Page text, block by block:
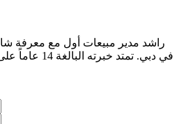
راشد مدير مبيعات أول مع معرفة
في دبي. تمتد